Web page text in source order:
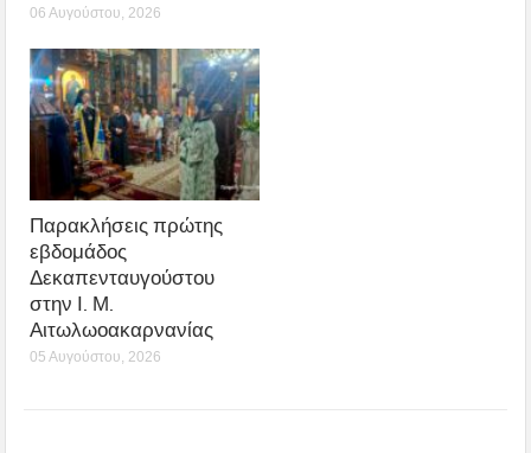
06 Αυγούστου, 2026
Παρακλήσεις πρώτης
εβδομάδος
Δεκαπενταυγούστου
στην Ι. Μ.
Αιτωλωοακαρνανίας
05 Αυγούστου, 2026